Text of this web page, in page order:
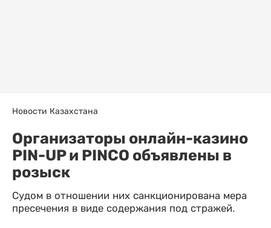
Новости Казахстана
Организаторы онлайн-казино
PIN-UP и PINCO объявлены в
розыск
Судом в отношении них санкционирована мера
пресечения в виде содержания под стражей.